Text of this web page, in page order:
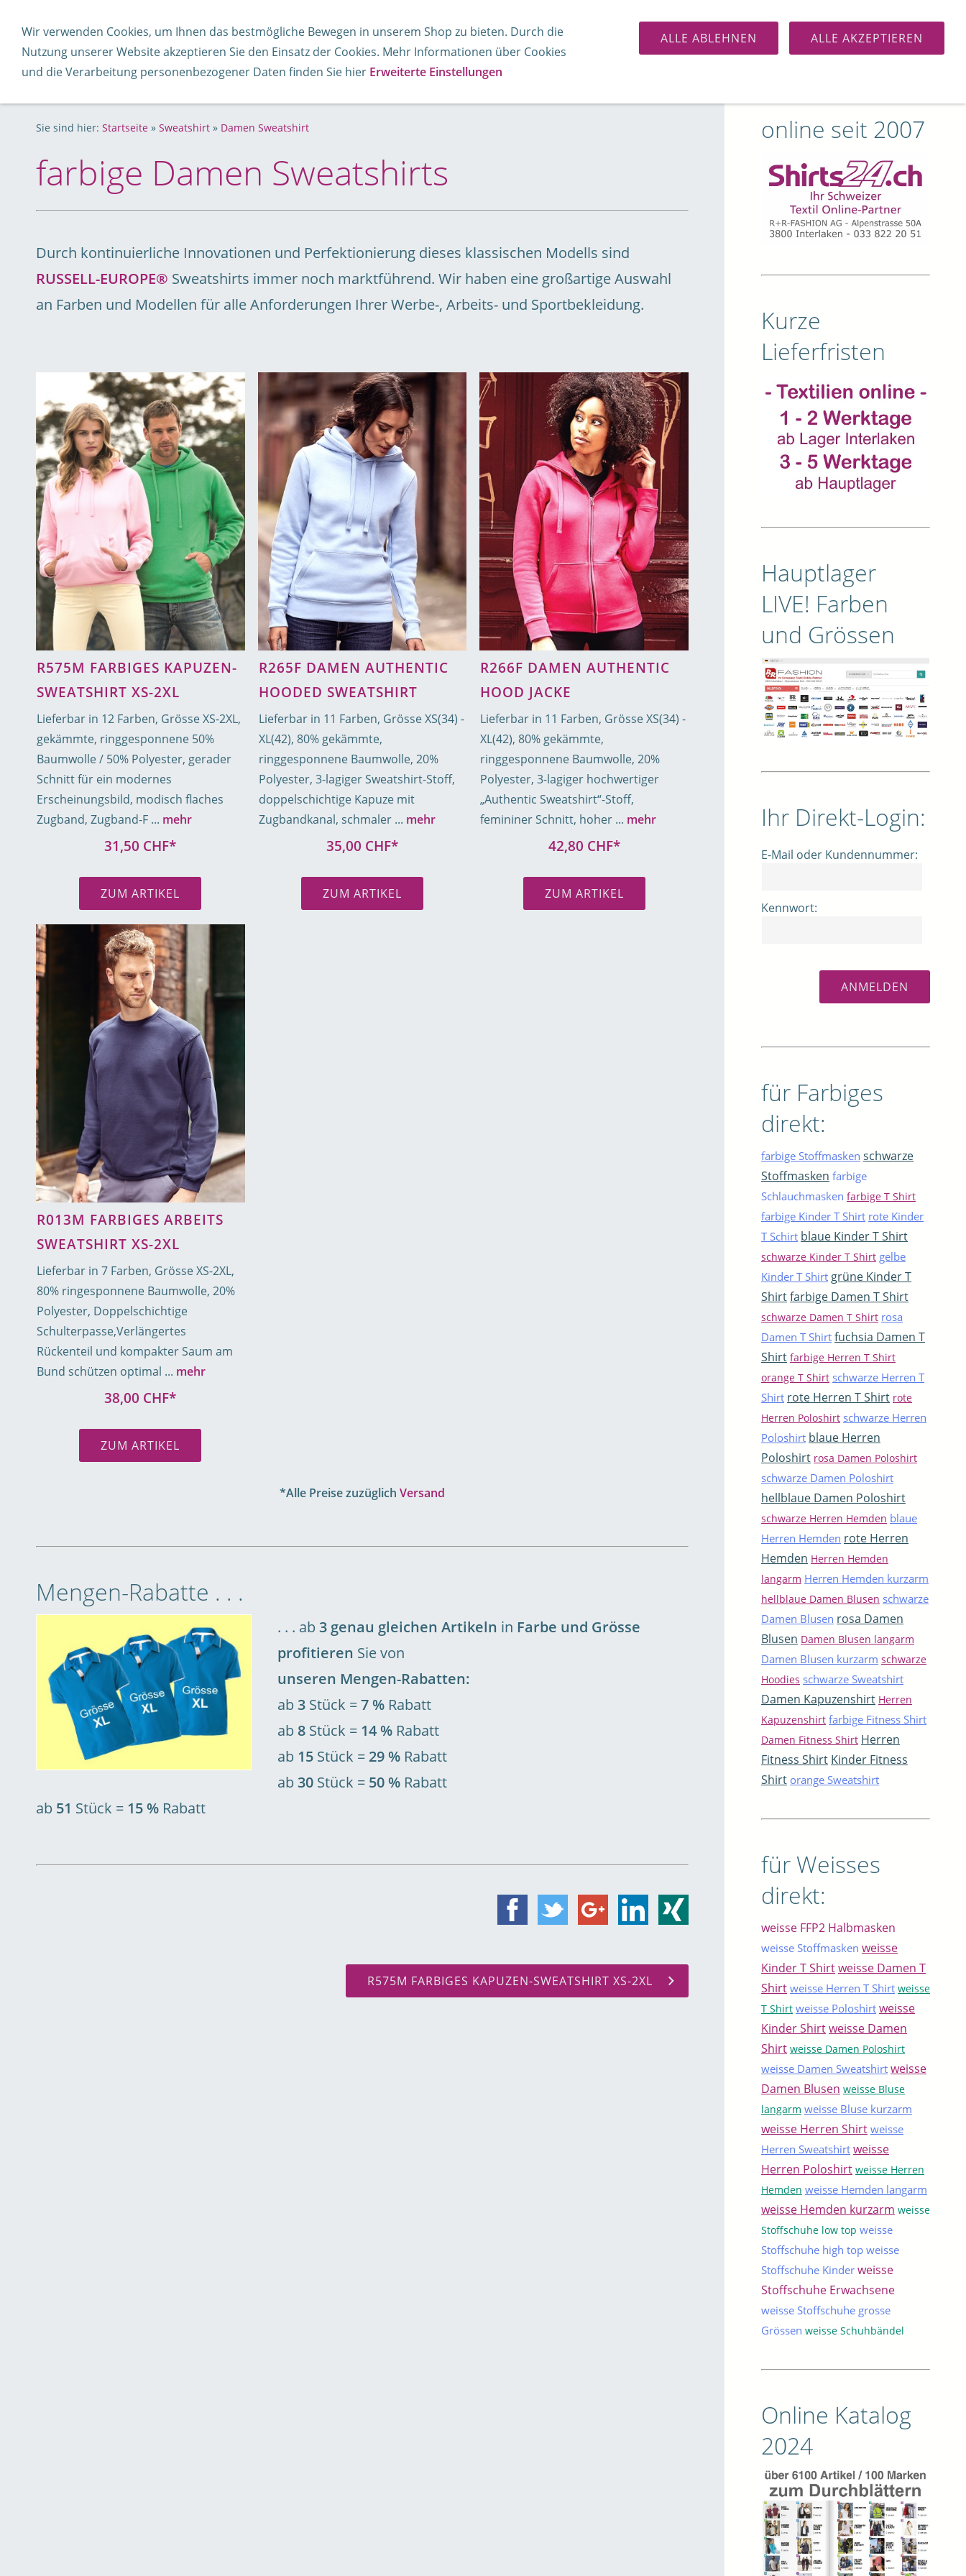
Sport Fitness Shirt Bluse Hemd
Sie sind hier: Startseite » Sweatshirt » Damen Sweatshirt
farbige Damen Sweatshirts
Durch kontinuierliche Innovationen und Perfektionierung dieses klassischen Modells sind
RUSSELL-EUROPE® Sweatshirts immer noch marktführend. Wir haben eine großartige Auswahl
an Farben und Modellen für alle Anforderungen Ihrer Werbe-, Arbeits- und Sportbekleidung.
R575M FARBIGES KAPUZEN-
SWEATSHIRT XS-2XL
Lieferbar in 12 Farben, Grösse XS-2XL,
gekämmte, ringgesponnene 50%
Baumwolle / 50% Polyester, gerader
Schnitt für ein modernes
Erscheinungsbild, modisch flaches
Zugband, Zugband-F ... mehr
31,50 CHF*
ZUM ARTIKEL
R265F DAMEN AUTHENTIC
HOODED SWEATSHIRT
Lieferbar in 11 Farben, Grösse XS(34) -
XL(42), 80% gekämmte,
ringgesponnene Baumwolle, 20%
Polyester, 3-lagiger Sweatshirt-Stoff,
doppelschichtige Kapuze mit
Zugbandkanal, schmaler ... mehr
35,00 CHF*
ZUM ARTIKEL
R266F DAMEN AUTHENTIC
HOOD JACKE
Lieferbar in 11 Farben, Grösse XS(34) -
XL(42), 80% gekämmte,
ringgesponnene Baumwolle, 20%
Polyester, 3-lagiger hochwertiger
„Authentic Sweatshirt“-Stoff,
femininer Schnitt, hoher ... mehr
42,80 CHF*
ZUM ARTIKEL
R013M FARBIGES ARBEITS
SWEATSHIRT XS-2XL
Lieferbar in 7 Farben, Grösse XS-2XL,
80% ringesponnene Baumwolle, 20%
Polyester, Doppelschichtige
Schulterpasse,Verlängertes
Rückenteil und kompakter Saum am
Bund schützen optimal ... mehr
38,00 CHF*
ZUM ARTIKEL
*Alle Preise zuzüglich Versand
Mengen-Rabatte . . .
. . . ab 3 genau gleichen Artikeln in Farbe und Grösse
profitieren Sie von
unseren Mengen-Rabatten:
ab 3Stück =7 %Rabatt
ab 8 Stück = 14 %Rabatt
ab 15Stück = 29 %Rabatt
ab 30Stück = 50 %Rabatt
ab 51 Stück = 15 % Rabatt
R575M FARBIGES KAPUZEN-SWEATSHIRT XS-2XL
online seit 2007
Kurze
Lieferfristen
Hauptlager
LIVE! Farben
und Grössen
Ihr Direkt-Login:
E-Mail oder Kundennummer:
Kennwort:
für Farbiges
direkt:
farbige Stoffmasken schwarze
Stoffmasken farbige
Schlauchmasken farbige T Shirt
farbige Kinder T Shirt rote Kinder
T Schirt blaue Kinder T Shirt
schwarze Kinder T Shirt gelbe
Kinder T Shirt grüne Kinder T
Shirtfarbige Damen T Shirt
schwarze Damen T Shirt rosa
Damen T Shirt fuchsia Damen T
Shirt farbige Herren T Shirt
orange T Shirt schwarze Herren T
Shirt rote Herren T Shirt rote
Herren Poloshirt schwarze Herren
Poloshirt blaue Herren
Poloshirt rosa Damen Poloshirt
schwarze Damen Poloshirt
hellblaue Damen Poloshirt
schwarze Herren Hemden blaue
Herren Hemden rote Herren
Hemden Herren Hemden
langarm Herren Hemden kurzarm
hellblaue Damen Blusen schwarze
Damen Blusen rosa Damen
Blusen Damen Blusen langarm
Damen Blusen kurzarm schwarze
Hoodies schwarze Sweatshirt
Damen Kapuzenshirt Herren
Kapuzenshirt farbige Fitness Shirt
Damen Fitness Shirt Herren
Fitness Shirt Kinder Fitness
Shirt orange Sweatshirt
für Weisses
direkt:
weisse FFP2 Halbmasken
weisse Stoffmasken weisse
Kinder T Shirtweisse Damen T
Shirt weisse Herren T Shirt weisse
T Shirt weisse Poloshirt weisse
Kinder Shirtweisse Damen
Shirt weisse Damen Poloshirt
weisse Damen Sweatshirt weisse
Damen Blusen weisse Bluse
langarm weisse Bluse kurzarm
weisse Herren Shirt weisse
Herren Sweatshirt weisse
Herren Poloshirt weisse Herren
Hemden weisse Hemden langarm
weisse Hemden kurzarm weisse
Stoffschuhe low top weisse
Stoffschuhe high top weisse
Stoffschuhe Kinder weisse
Stoffschuhe Erwachsene
weisse Stoffschuhe grosse
Grössen weisse Schuhbändel
Online Katalog
2024
Wir verwenden Cookies, um Ihnen das bestmögliche Bewegen in unserem Shop zu bieten. Durch die
Nutzung unserer Website akzeptieren Sie den Einsatz der Cookies. Mehr Informationen über Cookies
und die Verarbeitung personenbezogener Daten finden Sie hier Erweiterte Einstellungen
ALLE AKZEPTIEREN
ALLE ABLEHNEN